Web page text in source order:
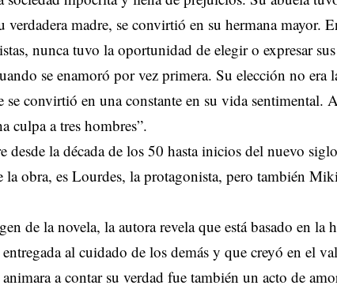
verdadera madre, se convirtió en su hermana mayor.
nunca tuvo la oportunidad de elegir o expresar
se enamoró por vez primera. Su elección no era
se convirtió en una constante en su vida sentimental.
culpa a tres hombres”.
desde la década de los 50 hasta inicios del nuevo
la obra, es Lourdes, la protagonista, pero también
de la novela, la autora revela que está basado en la
al cuidado de los demás y que creyó en el
a contar su verdad fue también un acto de